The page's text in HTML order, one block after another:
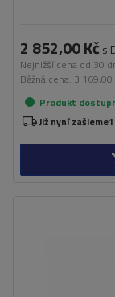
2 852,00 Kč s
Nejnižší cena od 30
Běžná cena: 3 169,00
Produkt
Již nyní zašleme